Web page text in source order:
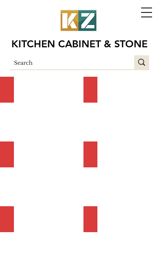
KITCHEN CABINET & STONE